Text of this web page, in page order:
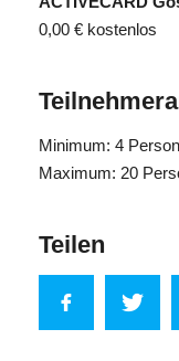
0,00 € kostenlos
Minimum: 4
Maximum: 20
Teilen